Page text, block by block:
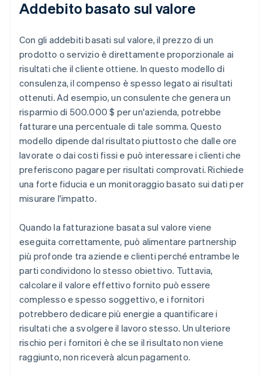
Addebito basato sul valore
Con gli addebiti basati sul valore, il prezzo di un
prodotto o servizio è direttamente proporzionale ai
risultati che il cliente ottiene. In questo modello di
consulenza, il compenso è spesso legato ai risultati
ottenuti. Ad esempio, un consulente che genera un
risparmio di 500.000 $ per un'azienda, potrebbe
fatturare una percentuale di tale somma. Questo
modello dipende dal risultato piuttosto che dalle ore
lavorate o dai costi fissi e può interessare i clienti che
preferiscono pagare per risultati comprovati. Richiede
una forte fiducia e un monitoraggio basato sui dati per
misurare l'impatto.
Quando la fatturazione basata sul valore viene
eseguita correttamente, può alimentare partnership
più profonde tra aziende e clienti perché entrambe le
parti condividono lo stesso obiettivo. Tuttavia,
calcolare il valore effettivo fornito può essere
complesso e spesso soggettivo, e i fornitori
potrebbero dedicare più energie a quantificare i
risultati che a svolgere il lavoro stesso. Un ulteriore
rischio per i fornitori è che se il risultato non viene
raggiunto, non riceverà alcun pagamento.